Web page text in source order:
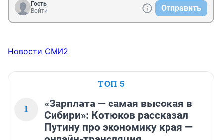
Гость
Войти
Отправить
Новости СМИ2
ТОП 5
1
«Зарплата — самая высокая в
Сибири»: Котюков рассказал
Путину про экономику края —